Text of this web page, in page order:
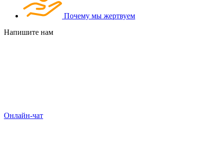
Почему мы жертвуем
Напишите нам
Онлайн-чат